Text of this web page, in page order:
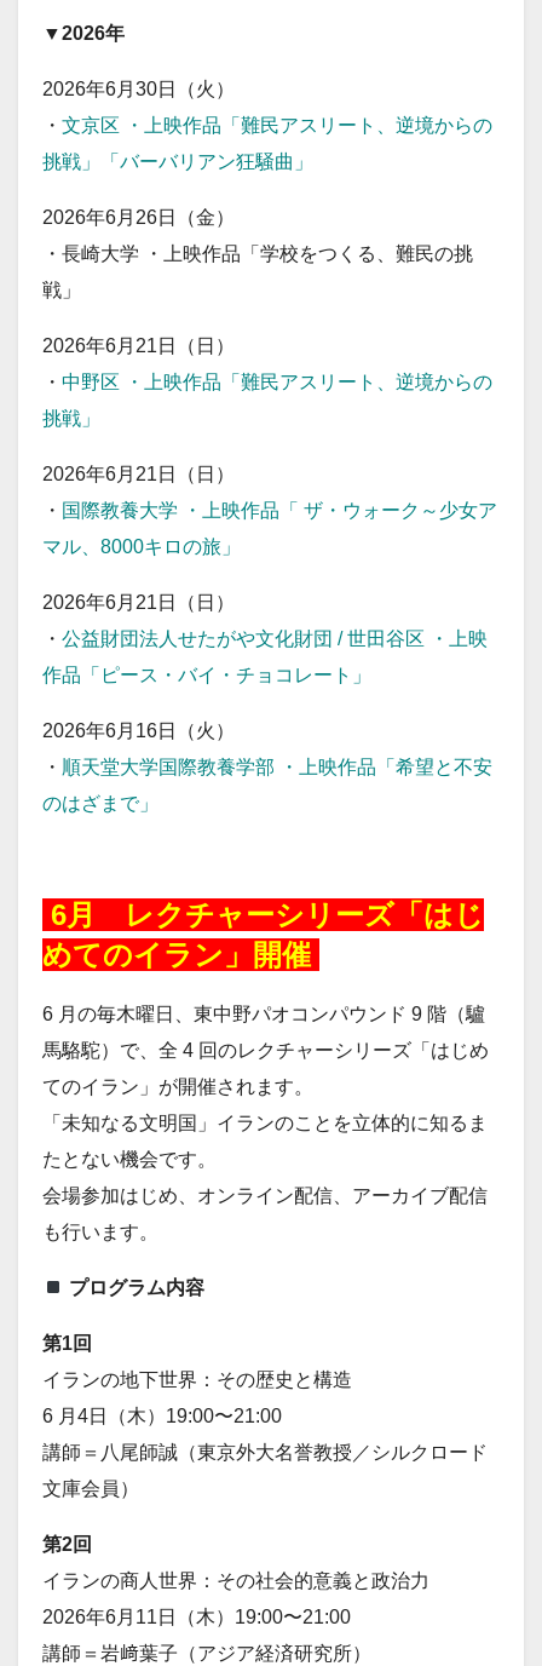
▼2026年
2026年6月30日（火）
・ 文京区 ・上映作品「難民アスリート、逆境からの
挑戦」「バーバリアン狂騒曲」
2026年6月26日（金）
・長崎大学 ・上映作品「学校をつくる、難民の挑
戦」
2026年6月21日（日）
・ 中野区 ・上映作品「難民アスリート、逆境からの
挑戦」
2026年6月21日（日）
・ 国際教養大学 ・上映作品「 ザ・ウォーク～少女ア
マル、8000キロの旅」
2026年6月21日（日）
・ 公益財団法人せたがや文化財団 / 世田谷区 ・上映
作品「ピース・バイ・チョコレート」
2026年6月16日（火）
・ 順天堂大学国際教養学部 ・上映作品「希望と不安
のはざまで」
6月 レクチャーシリーズ「はじ
めてのイラン」開催
6 月の毎木曜日、東中野パオコンパウンド 9 階（驢
馬駱駝）で、全 4 回のレクチャーシリーズ「はじめ
てのイラン」が開催されます。
「未知なる文明国」イランのことを立体的に知るま
たとない機会です。
会場参加はじめ、オンライン配信、アーカイブ配信
も行います。
プログラム内容
第1回
イランの地下世界：その歴史と構造
6 月4日（木）19:00〜21:00
講師＝八尾師誠（東京外大名誉教授／シルクロード
文庫会員）
第2回
イランの商人世界：その社会的意義と政治力
2026年6月11日（木）19:00〜21:00
講師＝岩﨑葉子（アジア経済研究所）